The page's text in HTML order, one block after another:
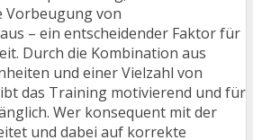
Vorbeugung von
– ein entscheidender Faktor für
Durch die Kombination aus
und einer Vielzahl von
das Training motivierend und für
Wer konsequent mit der
und dabei auf korrekte